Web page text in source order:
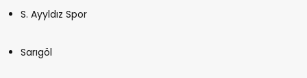
S. Ayyldız Spor
Sarıgöl